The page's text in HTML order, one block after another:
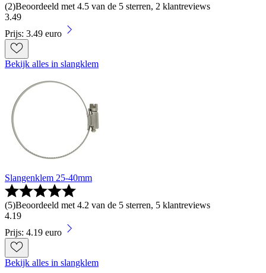
(2)Beoordeeld met 4.5 van de 5 sterren, 2 klantreviews
3.49
Prijs: 3.49 euro
Bekijk alles in slangklem
Slangenklem 25-40mm
(5)Beoordeeld met 4.2 van de 5 sterren, 5 klantreviews
4.19
Prijs: 4.19 euro
Bekijk alles in slangklem